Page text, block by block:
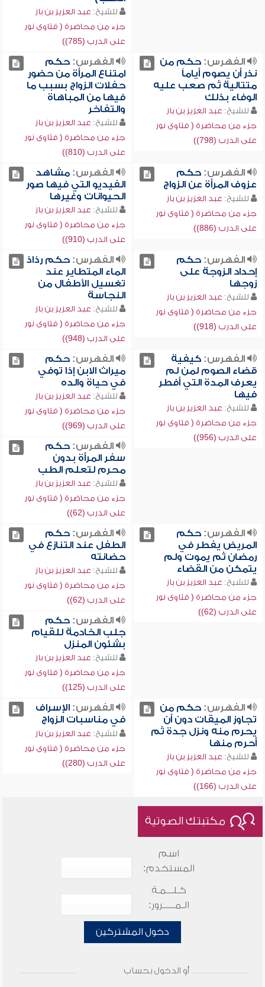
للشيخ: عبد العزيز بن باز
جزء من محاضرة ( فتاوى نور
على الدرب (785))
الفهرس:حكم من
نذر أن يصوم أياماً
متتالية ثم صعب عليه
الوفاء بذلك
للشيخ: عبد العزيز بن باز
جزء من محاضرة ( فتاوى نور
على الدرب (798))
الفهرس:حكم
امتناع المرأة من حضور
حفلات الزواج بسبب ما
فيها من المباهاة
والتفاخر
للشيخ: عبد العزيز بن باز
جزء من محاضرة ( فتاوى نور
على الدرب (810))
الفهرس:حكم
عزوف المرأة عن الزواج
للشيخ: عبد العزيز بن باز
جزء من محاضرة ( فتاوى نور
على الدرب (886))
الفهرس:مشاهد
الفيديو التي فيها صور
الحيوانات وغيرها
للشيخ: عبد العزيز بن باز
جزء من محاضرة ( فتاوى نور
على الدرب (910))
الفهرس:حكم
إحداد الزوجة على
زوجها
للشيخ: عبد العزيز بن باز
جزء من محاضرة ( فتاوى نور
على الدرب (918))
الفهرس:حكم رذاذ
الماء المتطاير عند
تغسيل الأطفال من
النجاسة
للشيخ: عبد العزيز بن باز
جزء من محاضرة ( فتاوى نور
على الدرب (948))
الفهرس:كيفية
قضاء الصوم لمن لم
يعرف المدة التي أفطر
فيها
للشيخ: عبد العزيز بن باز
جزء من محاضرة ( فتاوى نور
على الدرب (956))
الفهرس:حكم
ميراث الابن إذا توفي
في حياة والده
للشيخ: عبد العزيز بن باز
جزء من محاضرة ( فتاوى نور
على الدرب (969))
الفهرس:حكم
سفر المرأة بدون
محرم لتعلم الطب
للشيخ: عبد العزيز بن باز
جزء من محاضرة ( فتاوى نور
على الدرب (62))
الفهرس:حكم
المريض يفطر في
رمضان ثم يموت ولم
يتمكن من القضاء
للشيخ: عبد العزيز بن باز
جزء من محاضرة ( فتاوى نور
على الدرب (62))
الفهرس:حكم
الطفل عند التنازع في
حضانته
للشيخ: عبد العزيز بن باز
جزء من محاضرة ( فتاوى نور
على الدرب (62))
الفهرس:حكم
جلب الخادمة للقيام
بشئون المنزل
للشيخ: عبد العزيز بن باز
جزء من محاضرة ( فتاوى نور
على الدرب (125))
الفهرس:حكم من
تجاوز الميقات دون أن
يحرم منه ونزل جدة ثم
أحرم منها
للشيخ: عبد العزيز بن باز
جزء من محاضرة ( فتاوى نور
على الدرب (166))
الفهرس:الإسراف
في مناسبات الزواج
للشيخ: عبد العزيز بن باز
جزء من محاضرة ( فتاوى نور
على الدرب (280))
مكتبتك الصوتية
اسم
المستخدم:
كـلـــمـة
الـمـــــرور:
دخول المشتركين
أو الدخول بحساب